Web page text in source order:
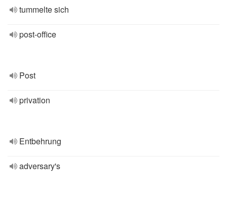
tummelte sich
post-office
Post
privation
Entbehrung
adversary's